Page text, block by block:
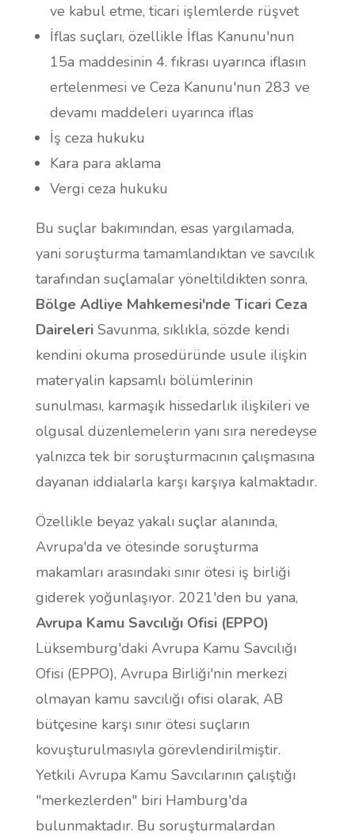
ve kabul etme, ticari işlemlerde rüşvet
İflas suçları, özellikle İflas Kanunu'nun
15a maddesinin 4. fıkrası uyarınca iflasın
ertelenmesi ve Ceza Kanunu'nun 283 ve
devamı maddeleri uyarınca iflas
İş ceza hukuku
Kara para aklama
Vergi ceza hukuku
Bu suçlar bakımından, esas yargılamada,
yani soruşturma tamamlandıktan ve savcılık
tarafından suçlamalar yöneltildikten sonra,
Bölge Adliye Mahkemesi'nde Ticari Ceza
DaireleriSavunma, sıklıkla, sözde kendi
kendini okuma prosedüründe usule ilişkin
materyalin kapsamlı bölümlerinin
sunulması, karmaşık hissedarlık ilişkileri ve
olgusal düzenlemelerin yanı sıra neredeyse
yalnızca tek bir soruşturmacının çalışmasına
dayanan iddialarla karşı karşıya kalmaktadır.
Özellikle beyaz yakalı suçlar alanında,
Avrupa'da ve ötesinde soruşturma
makamları arasındaki sınır ötesi iş birliği
giderek yoğunlaşıyor. 2021'den bu yana,
Avrupa Kamu Savcılığı Ofisi (EPPO)
Lüksemburg'daki Avrupa Kamu Savcılığı
Ofisi (EPPO), Avrupa Birliği'nin merkezi
olmayan kamu savcılığı ofisi olarak, AB
bütçesine karşı sınır ötesi suçların
kovuşturulmasıyla görevlendirilmiştir.
Yetkili Avrupa Kamu Savcılarının çalıştığı
"merkezlerden" biri Hamburg'da
bulunmaktadır. Bu soruşturmalardan